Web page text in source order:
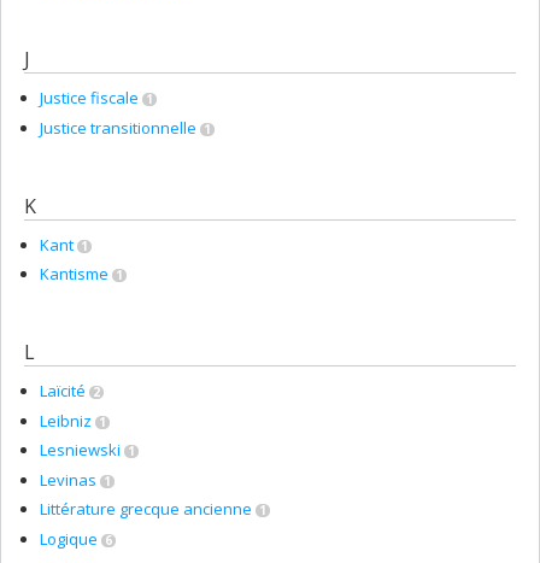
J
Justice fiscale 1
Justice transitionnelle 1
K
Kant 1
Kantisme 1
L
Laïcité 2
Leibniz 1
Lesniewski 1
Levinas 1
Littérature grecque ancienne 1
Logique 6